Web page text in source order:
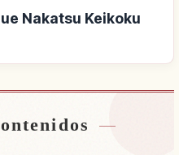
Nakatsu Keikoku
de Parque Nakatsu